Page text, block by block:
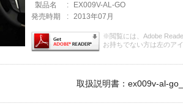
製品名 :
EX009V-AL-GO
発売時期
: 2013年07月
※閲覧には、Adobe
お持ちでない方は左のア
取扱説明書：ex009v-al-